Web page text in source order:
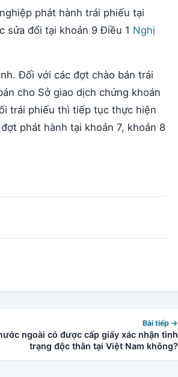
phát hành trái phiếu tại
sửa đổi tại khoản 9 Điều 1 Nghị
Đối với các đợt chào bán trái
cho Sở giao dịch chứng khoán
trái phiếu thì tiếp tục thực hiện
phát hành tại khoản 7, khoản 8
Bài tiếp →
ngoài có được cấp giấy xác nhận tình
trạng độc thân tại Việt Nam không?